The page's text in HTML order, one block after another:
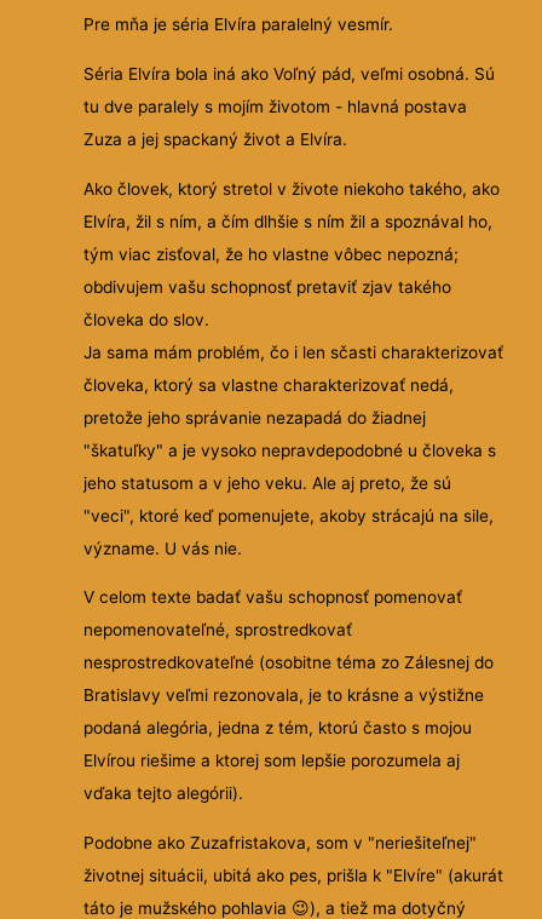
Pre mňa je séria Elvíra paralelný vesmír.
Séria Elvíra bola iná ako Voľný pád, veľmi osobná. Sú
tu dve paralely s mojím životom - hlavná postava
Zuza a jej spackaný život a Elvíra.
Ako človek, ktorý stretol v živote niekoho takého, ako
Elvíra, žil s ním, a čím dlhšie s ním žil a spoznával ho,
tým viac zisťoval, že ho vlastne vôbec nepozná;
obdivujem vašu schopnosť pretaviť zjav takého
človeka do slov.
Ja sama mám problém, čo i len sčasti charakterizovať
človeka, ktorý sa vlastne charakterizovať nedá,
pretože jeho správanie nezapadá do žiadnej
"škatuľky" a je vysoko nepravdepodobné u človeka s
jeho statusom a v jeho veku. Ale aj preto, že sú
"veci", ktoré keď pomenujete, akoby strácajú na sile,
význame. U vás nie.
V celom texte badať vašu schopnosť pomenovať
nepomenovateľné, sprostredkovať
nesprostredkovateľné (osobitne téma zo Zálesnej do
Bratislavy veľmi rezonovala, je to krásne a výstižne
podaná alegória, jedna z tém, ktorú často s mojou
Elvírou riešime a ktorej som lepšie porozumela aj
vďaka tejto alegórii).
Podobne ako Zuzafristakova, som v "neriešiteľnej"
životnej situácii, ubitá ako pes, prišla k "Elvíre" (akurát
táto je mužského pohlavia 😉), a tiež ma dotyčný